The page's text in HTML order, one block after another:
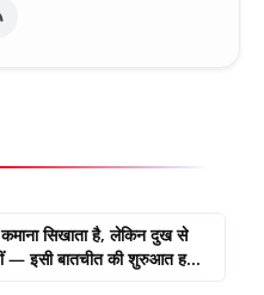
सिखाता है, लेकिन दुख से
— इसी बातचीत की शुरुआत ह...